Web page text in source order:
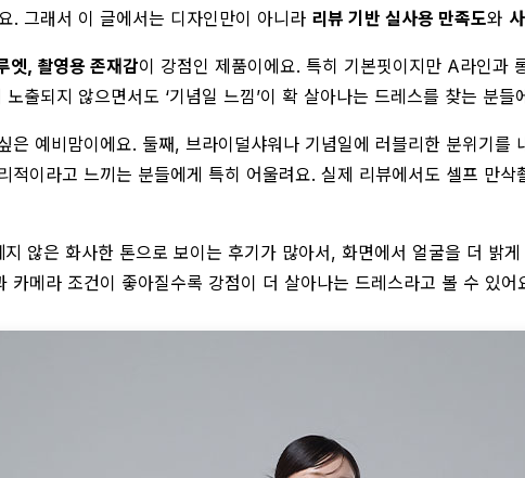
. 그래서 이 글에서는 디자인만이 아니라 리뷰 기반 실사용 만족도와
엣, 촬영용 존재감이 강점인 제품이에요. 특히 기본핏이지만 A라인과
출되지 않으면서도 ‘기념일 느낌’이 확 살아나는 드레스를 찾는 분들
예비맘이에요. 둘째, 브라이덜샤워나 기념일에 러블리한 분위기
적이라고 느끼는 분들에게 특히 어울려요. 실제 리뷰에서도 셀프 만
지 않은 화사한 톤으로 보이는 후기가 많아서, 화면에서 얼굴을 더 밝
메라 조건이 좋아질수록 강점이 더 살아나는 드레스라고 볼 수 있어